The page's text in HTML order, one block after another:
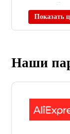
Показать
Наши